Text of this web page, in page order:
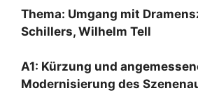
Thema: Umgang mit
Schillers, Wilhelm Tell
A1: Kürzung und
Modernisierung des